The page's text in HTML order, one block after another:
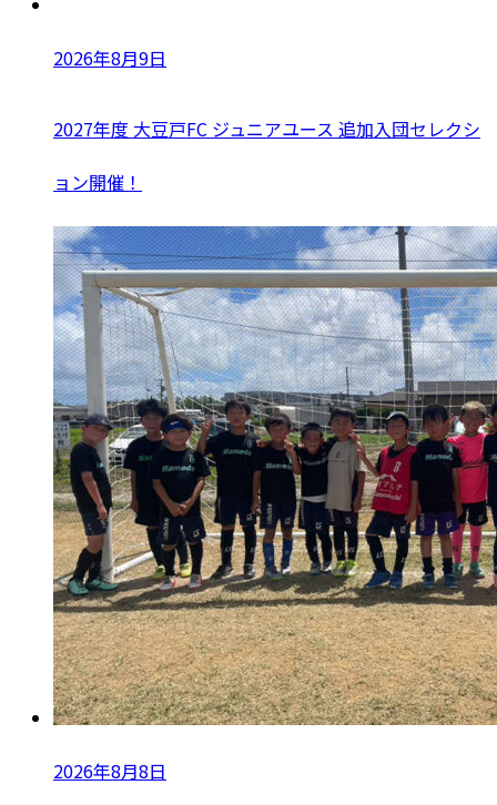
2026年8月9日
2027年度 大豆戸FC ジュニアユース 追加入団セレクシ
ョン開催！
2026年8月8日